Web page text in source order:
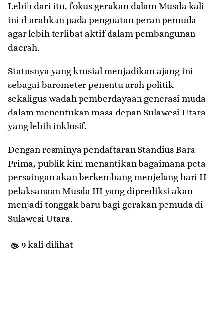
Lebih dari itu, fokus gerakan dalam Musda kali
ini diarahkan pada penguatan peran pemuda
agar lebih terlibat aktif dalam pembangunan
daerah.
Statusnya yang krusial menjadikan ajang ini
sebagai barometer penentu arah politik
sekaligus wadah pemberdayaan generasi muda
dalam menentukan masa depan Sulawesi Utara
yang lebih inklusif.
​Dengan resminya pendaftaran Standius Bara
Prima, publik kini menantikan bagaimana peta
persaingan akan berkembang menjelang hari H
pelaksanaan Musda III yang diprediksi akan
menjadi tonggak baru bagi gerakan pemuda di
Sulawesi Utara.
9 kali dilihat